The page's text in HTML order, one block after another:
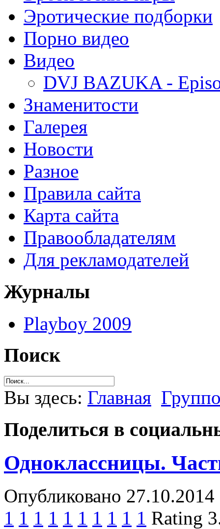
Эротические подборки
Порно видео
Видео
DVJ BAZUKA -
Знаменитости
Галерея
Новости
Разное
Правила сайта
Карта сайта
Правообладателям
Для рекламодателей
Журналы
Playboy 2009
Поиск
Вы здесь: Главная
Поделиться в
Одноклассницы.
Опубликовано
1 1 1 1 1 1 1 1 1 1 Rating